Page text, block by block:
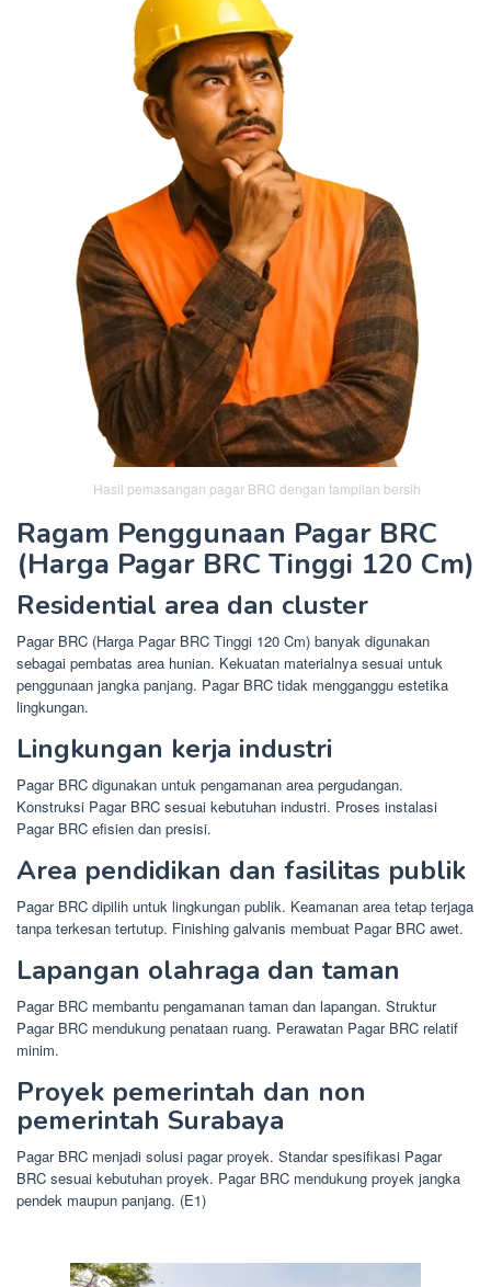
Hasil pemasangan pagar BRC dengan tampilan bersih
Ragam Penggunaan Pagar BRC
(Harga Pagar BRC Tinggi 120 Cm)
Residential area dan cluster
Pagar BRC (Harga Pagar BRC Tinggi 120 Cm) banyak digunakan
sebagai pembatas area hunian. Kekuatan materialnya sesuai untuk
penggunaan jangka panjang. Pagar BRC tidak mengganggu estetika
lingkungan.
Lingkungan kerja industri
Pagar BRC digunakan untuk pengamanan area pergudangan.
Konstruksi Pagar BRC sesuai kebutuhan industri. Proses instalasi
Pagar BRC efisien dan presisi.
Area pendidikan dan fasilitas publik
Pagar BRC dipilih untuk lingkungan publik. Keamanan area tetap terjaga
tanpa terkesan tertutup. Finishing galvanis membuat Pagar BRC awet.
Lapangan olahraga dan taman
Pagar BRC membantu pengamanan taman dan lapangan. Struktur
Pagar BRC mendukung penataan ruang. Perawatan Pagar BRC relatif
minim.
Proyek pemerintah dan non
pemerintah Surabaya
Pagar BRC menjadi solusi pagar proyek. Standar spesifikasi Pagar
BRC sesuai kebutuhan proyek. Pagar BRC mendukung proyek jangka
pendek maupun panjang. (E1)